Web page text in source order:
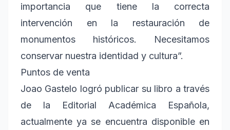
importancia que tiene la correcta
intervención en la restauración de
monumentos históricos. Necesitamos
conservar nuestra identidad y cultura”.
Puntos de venta
Joao Gastelo logró publicar su libro a través
de la Editorial Académica Española,
actualmente ya se encuentra disponible en